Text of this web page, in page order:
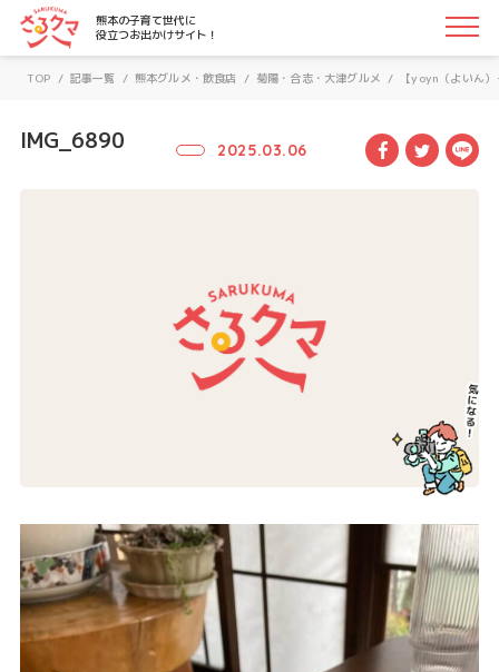
さるクマ-さるこう、熊本-｜熊本の子育て世代に役立つお
熊本の子育て世代に
役立つお出かけサイト！
TOP / 記事一覧 / 熊本グルメ・飲食店 / 菊陽・合志・大津グルメ / 【yoyn（よいん
IMG_6890 2025.03.06 Facebook